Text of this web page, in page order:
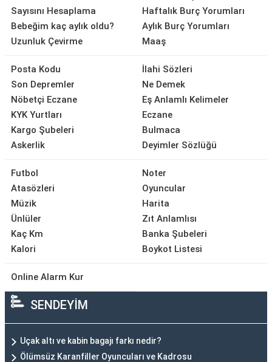
Sayısını Hesaplama
Bebeğim kaç aylık oldu?
Uzunluk Çevirme
Haftalık Burç Yorumları
Aylık Burç Yorumları
Maaş
Posta Kodu
Son Depremler
Nöbetçi Eczane
KYK Yurtları
Kargo Şubeleri
Askerlik
İlahi Sözleri
Ne Demek
Eş Anlamlı Kelimeler
Eczane
Bulmaca
Deyimler Sözlüğü
Futbol
Atasözleri
Müzik
Ünlüler
Kaç Km
Kalori
Noter
Oyuncular
Harita
Zıt Anlamlısı
Banka Şubeleri
Boykot Listesi
Online Alarm Kur
SENDEYİM
Uçak altı ve kabin bagajı farkı nedir?
Ölümsüz Karanfiller Oyuncuları ve Kadrosu